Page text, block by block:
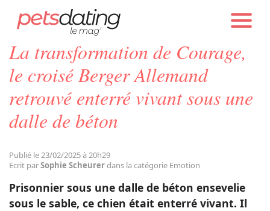
Chien
Chat
PETS DATING ACTUALITÉS EMOTION
La transformation de Courage,
le croisé Berger Allemand
retrouvé enterré vivant sous une
dalle de béton
Publié le 23/02/2025 à 20h29
Ecrit parSophie Scheurerdans la catégorie Emotion
Prisonnier sous une dalle de béton ensevelie
sous le sable, ce chien était enterré vivant. Il